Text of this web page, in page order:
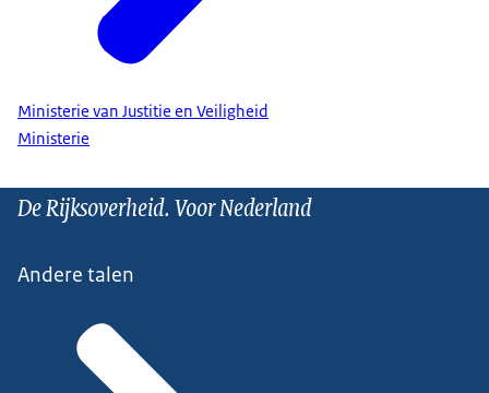
Ministerie van Justitie en Veiligheid
Ministerie
De Rijksoverheid. Voor Nederland
Andere talen